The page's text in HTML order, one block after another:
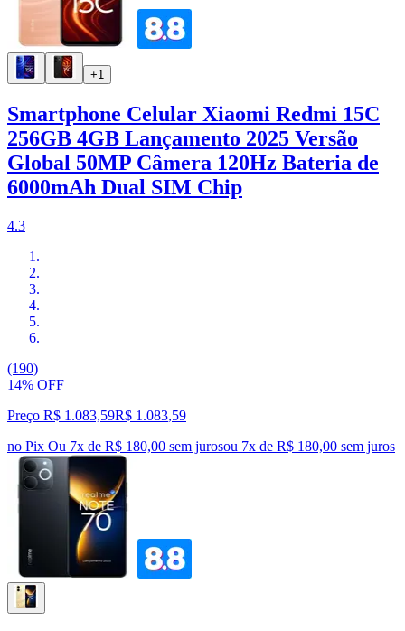
+1
Smartphone Celular Xiaomi Redmi 15C
256GB 4GB Lançamento 2025 Versão
Global 50MP Câmera 120Hz Bateria de
6000mAh Dual SIM Chip
4.3
(190)
14% OFF
Preço R$ 1.083,59R$ 1.083,59
no Pix Ou 7x de R$ 180,00 sem jurosou 7x de R$ 180,00 sem juros